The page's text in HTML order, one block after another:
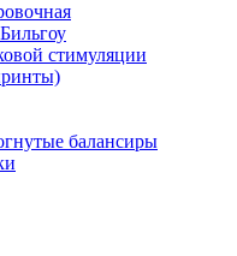
стимуляции
балансиры